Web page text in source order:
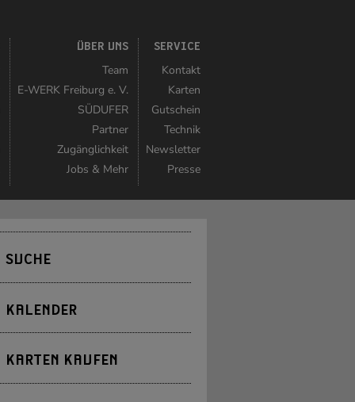
ÜBER UNS
Team
E-WERK Freiburg e. V.
SÜDUFER
Partner
Zugänglichkeit
Jobs & Mehr
SERVICE
Kontakt
Karten
Gutschein
Technik
Newsletter
Presse
SUCHE
KALENDER
KARTEN KAUFEN